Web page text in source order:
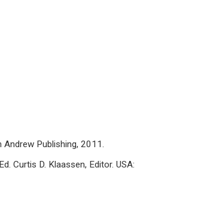
Publishing, 2011.
Curtis D. Klaassen, Editor. USA: